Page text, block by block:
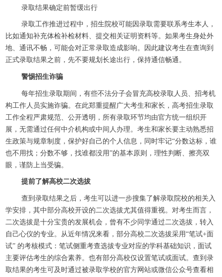
录取结果确定前暂缓出行
录取工作推进过程中，招生院校可能因录取需要联系考生本人，
比如通知补充体检补检材料、提交相关证明资料等。如果考生身处外
地、通讯不畅，可能会对正常录取造成影响。因此建议考生在查询到
正式录取结果之前，先不要规划长途出行，保持通信畅通。
警惕招生诈骗
每年招生录取期间，有些不法分子会冒充高校录取人员、招考机
构工作人员实施诈骗。在此郑重提醒广大考生和家长，高考招生录取
工作全程严肃规范、公开透明，所有录取环节均由官方统一组织开
展，无需通过任何中介机构或中间人办理。考生和家长要主动熟悉招
生政策与规章制度，保护好自己的个人信息，同时牢记“分数达标，谁
也不用找；分数不够，找谁都没用”的基本原则，理性判断、擦亮双
眼，谨防上当受骗。
提前了解高校二次选拔
查到录取结果之后，考生可以进一步搜集了解录取院校的相关入
学安排，其中部分高校开设的二次选拔尤其值得重视。对考生而言，
二次选拔是十分宝贵的发展机会，曾有不少同学通过二次选拔，转入
自己心仪的专业。从近年情况来看，部分高校二次选拔采用“笔试+面
试” 的考核模式：笔试侧重考查选拔专业对应的学科基础知识，面试
主要评估考生的综合素养。也有部分高校仅设置笔试或面试。查到录
取结果的考生可及时通过被录取学校的官方网站或微信公众号查看相